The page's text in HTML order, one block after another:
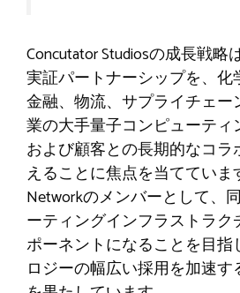
Concutator Studiosの成長戦
実証パートナーシップを、化
金融、物流、サプライチェ
業の大手量子コンピューティ
および顧客との長期的なコ
えることに焦点を当てていま
Networkのメンバーとして、
ーティングインフラストラ
ポーネントになることを目指
ロジーの幅広い採用を加速